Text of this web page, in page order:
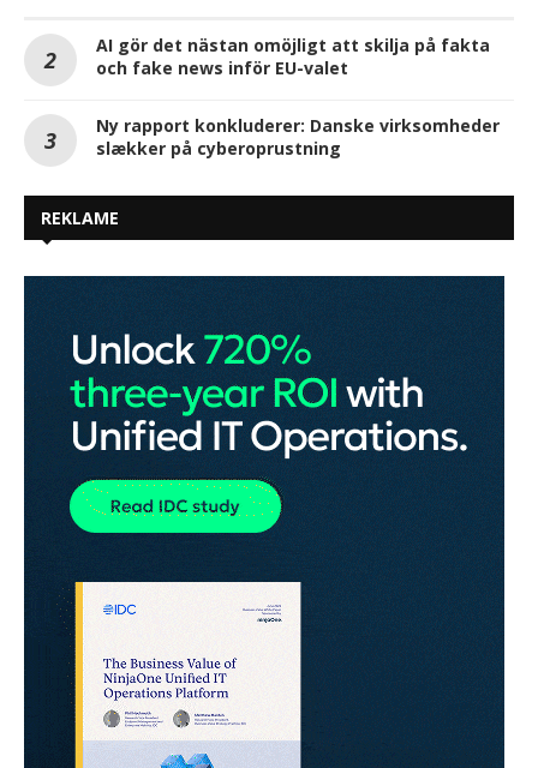
AI gör det nästan omöjligt att skilja på fakta
och fake news inför EU-valet
Ny rapport konkluderer: Danske virksomheder
slækker på cyberoprustning
REKLAME